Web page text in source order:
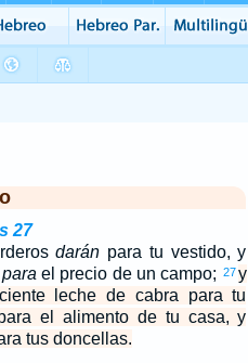
27
darán para tu vestido, y
para el precio de un campo; 27 y
leche de cabra para tu
el alimento de tu casa, y
tus doncellas.